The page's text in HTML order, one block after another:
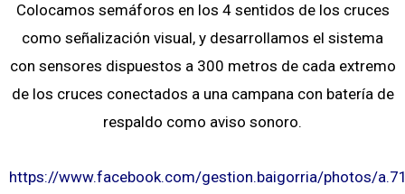
Colocamos semáforos en los 4 sentidos de los cruces
como señalización visual, y desarrollamos el sistema
con sensores dispuestos a 300 metros de cada extremo
de los cruces conectados a una campana con batería de
respaldo como aviso sonoro.
https://www.facebook.com/gestion.baigorria/photos/